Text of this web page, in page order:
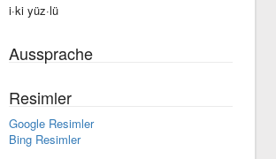
i·ki yüz·lü
Aussprache
Resimler
Google Resimler
Bing Resimler